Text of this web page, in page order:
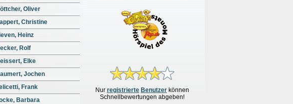
Nur registrierte Benutzer können
Schnellbewertungen abgeben!
Oliver
Christine
Heinz
Rolf
Elke
Jochen
Frank
Barbara